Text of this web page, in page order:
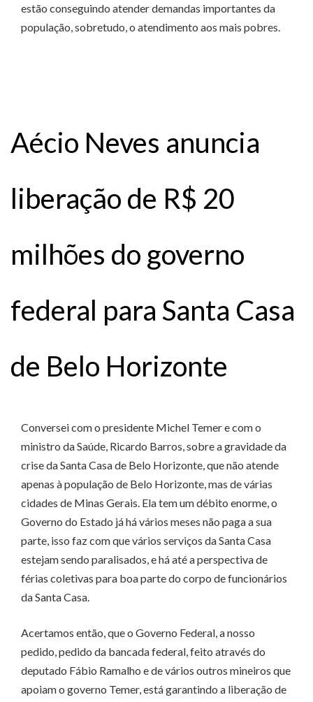
estão conseguindo atender demandas importantes da
população, sobretudo, o atendimento aos mais pobres.
Aécio Neves anuncia
liberação de R$ 20
milhões do governo
federal para Santa Casa
de Belo Horizonte
Conversei com o presidente Michel Temer e com o
ministro da Saúde, Ricardo Barros, sobre a gravidade da
crise da Santa Casa de Belo Horizonte, que não atende
apenas à população de Belo Horizonte, mas de várias
cidades de Minas Gerais. Ela tem um débito enorme, o
Governo do Estado já há vários meses não paga a sua
parte, isso faz com que vários serviços da Santa Casa
estejam sendo paralisados, e há até a perspectiva de
férias coletivas para boa parte do corpo de funcionários
da Santa Casa.
Acertamos então, que o Governo Federal, a nosso
pedido, pedido da bancada federal, feito através do
deputado Fábio Ramalho e de vários outros mineiros que
apoiam o governo Temer, está garantindo a liberação de